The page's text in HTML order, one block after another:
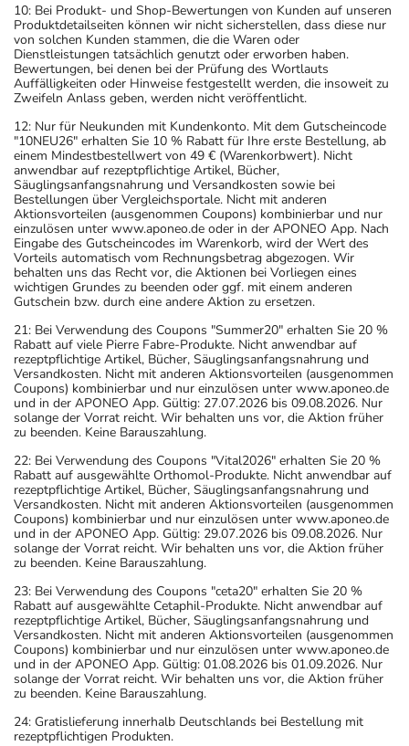
10: Bei Produkt- und Shop-Bewertungen von Kunden auf unseren
Produktdetailseiten können wir nicht sicherstellen, dass diese nur
von solchen Kunden stammen, die die Waren oder
Dienstleistungen tatsächlich genutzt oder erworben haben.
Bewertungen, bei denen bei der Prüfung des Wortlauts
Auffälligkeiten oder Hinweise festgestellt werden, die insoweit zu
Zweifeln Anlass geben, werden nicht veröffentlicht.
12: Nur für Neukunden mit Kundenkonto. Mit dem Gutscheincode
"10NEU26" erhalten Sie 10 % Rabatt für Ihre erste Bestellung, ab
einem Mindestbestellwert von 49 € (Warenkorbwert). Nicht
anwendbar auf rezeptpflichtige Artikel, Bücher,
Säuglingsanfangsnahrung und Versandkosten sowie bei
Bestellungen über Vergleichsportale. Nicht mit anderen
Aktionsvorteilen (ausgenommen Coupons) kombinierbar und nur
einzulösen unter www.aponeo.de oder in der APONEO App. Nach
Eingabe des Gutscheincodes im Warenkorb, wird der Wert des
Vorteils automatisch vom Rechnungsbetrag abgezogen. Wir
behalten uns das Recht vor, die Aktionen bei Vorliegen eines
wichtigen Grundes zu beenden oder ggf. mit einem anderen
Gutschein bzw. durch eine andere Aktion zu ersetzen.
21: Bei Verwendung des Coupons "Summer20" erhalten Sie 20 %
Rabatt auf viele Pierre Fabre-Produkte. Nicht anwendbar auf
rezeptpflichtige Artikel, Bücher, Säuglingsanfangsnahrung und
Versandkosten. Nicht mit anderen Aktionsvorteilen (ausgenommen
Coupons) kombinierbar und nur einzulösen unter www.aponeo.de
und in der APONEO App. Gültig: 27.07.2026 bis 09.08.2026. Nur
solange der Vorrat reicht. Wir behalten uns vor, die Aktion früher
zu beenden. Keine Barauszahlung.
22: Bei Verwendung des Coupons "Vital2026" erhalten Sie 20 %
Rabatt auf ausgewählte Orthomol-Produkte. Nicht anwendbar auf
rezeptpflichtige Artikel, Bücher, Säuglingsanfangsnahrung und
Versandkosten. Nicht mit anderen Aktionsvorteilen (ausgenommen
Coupons) kombinierbar und nur einzulösen unter www.aponeo.de
und in der APONEO App. Gültig: 29.07.2026 bis 09.08.2026. Nur
solange der Vorrat reicht. Wir behalten uns vor, die Aktion früher
zu beenden. Keine Barauszahlung.
23: Bei Verwendung des Coupons "ceta20" erhalten Sie 20 %
Rabatt auf ausgewählte Cetaphil-Produkte. Nicht anwendbar auf
rezeptpflichtige Artikel, Bücher, Säuglingsanfangsnahrung und
Versandkosten. Nicht mit anderen Aktionsvorteilen (ausgenommen
Coupons) kombinierbar und nur einzulösen unter www.aponeo.de
und in der APONEO App. Gültig: 01.08.2026 bis 01.09.2026. Nur
solange der Vorrat reicht. Wir behalten uns vor, die Aktion früher
zu beenden. Keine Barauszahlung.
24: Gratislieferung innerhalb Deutschlands bei Bestellung mit
rezeptpflichtigen Produkten.